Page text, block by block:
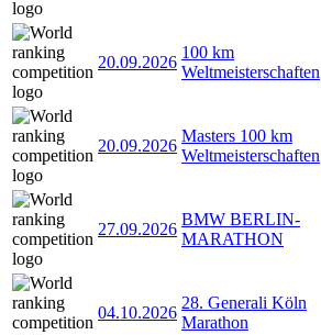
20.09.2026
100 km
Weltmeisterschaften
20.09.2026
Masters 100 km
Weltmeisterschaften
27.09.2026
BMW BERLIN-
MARATHON
04.10.2026
28. Generali Köln
Marathon